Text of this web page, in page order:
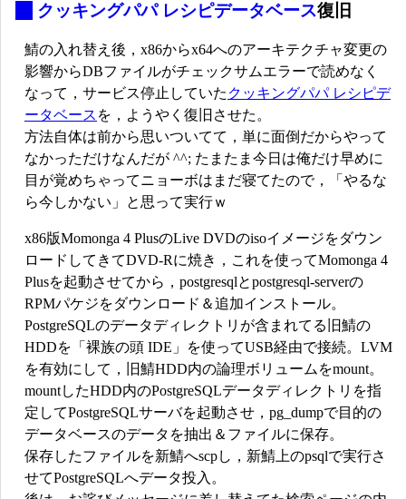
クッキングパパ レシピデータベース復旧
鯖の入れ替え後，x86からx64へのアーキテクチャ変更の
影響からDBファイルがチェックサムエラーで読めなく
なって，サービス停止していた クッキングパパ レシピデ
ータベース を，ようやく復旧させた。
方法自体は前から思いついてて，単に面倒だからやって
なかっただけなんだが ^^; たまたま今日は俺だけ早めに
目が覚めちゃってニョーボはまだ寝てたので，「やるな
ら今しかない」と思って実行ｗ
x86版Momonga 4 PlusのLive DVDのisoイメージをダウン
ロードしてきてDVD-Rに焼き，これを使ってMomonga 4
Plusを起動させてから，postgresqlとpostgresql-serverの
RPMパケジをダウンロード＆追加インストール。
PostgreSQLのデータディレクトリが含まれてる旧鯖の
HDDを「裸族の頭 IDE」を使ってUSB経由で接続。LVM
を有効にして，旧鯖HDD内の論理ボリュームをmount。
mountしたHDD内のPostgreSQLデータディレクトリを指
定してPostgreSQLサーバを起動させ，pg_dumpで目的の
データベースのデータを抽出＆ファイルに保存。
保存したファイルを新鯖へscpし，新鯖上のpsqlで実行さ
せてPostgreSQLへデータ投入。